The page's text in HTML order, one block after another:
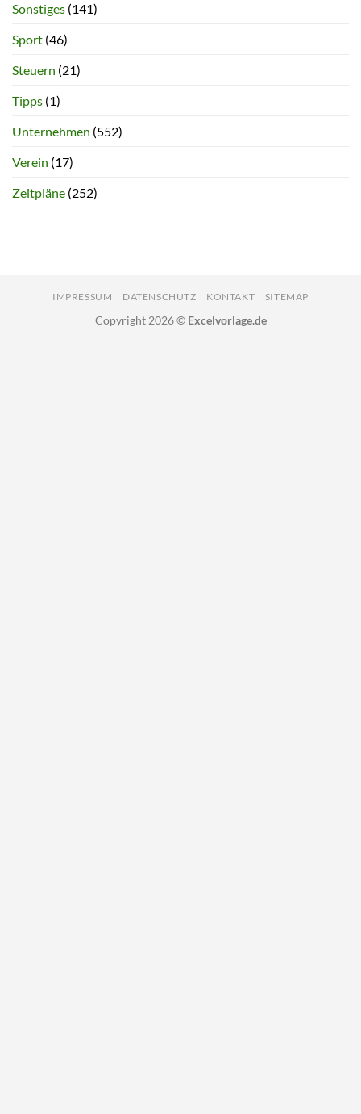
Sonstiges (141)
Sport (46)
Steuern (21)
Tipps (1)
Unternehmen (552)
Verein (17)
Zeitpläne (252)
IMPRESSUM DATENSCHUTZ KONTAKT SITEMAP
Copyright 2026 © Excelvorlage.de